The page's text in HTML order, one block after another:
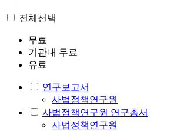
전체선택
무료
기관내 무료
유료
연구보고서
사법정책연구원
사법정책연구원 연구총서
사법정책연구원